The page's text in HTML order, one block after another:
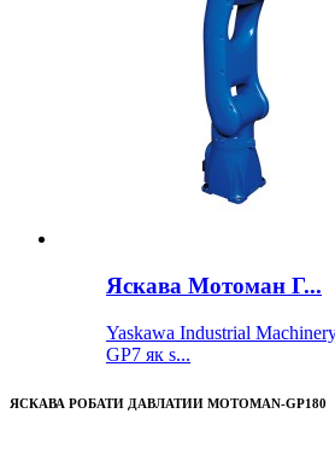
Яскава Мотоман Г...
Yaskawa Industrial
GP7 як s...
ЯСКАВА РОБАТИ ДАВЛАТИИ MOTOMAN-GP180